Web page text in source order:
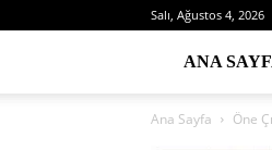
Salı, Ağustos 4, 2026
ANA
Ana Sayfa Öne